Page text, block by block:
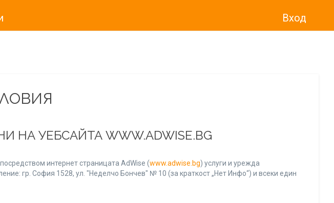
Вход
УЕБСАЙТА WWW.ADWISE.BG
интернет страницата AdWise (www.adwise.bg) услуги и урежда
гр. София 1528, ул. "Неделчо Бончев" № 10 (за краткост „Нет Инфо“) и всеки един